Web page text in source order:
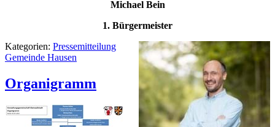
Michael Bein
1. Bürgermeister
Kategorien: Pressemitteilung
Gemeinde Hausen
Organigramm